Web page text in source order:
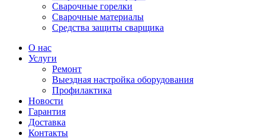
Сварочные горелки
Сварочные материалы
Средства защиты сварщика
О нас
Услуги
Ремонт
Выездная настройка оборудования
Профилактика
Новости
Гарантия
Доставка
Контакты